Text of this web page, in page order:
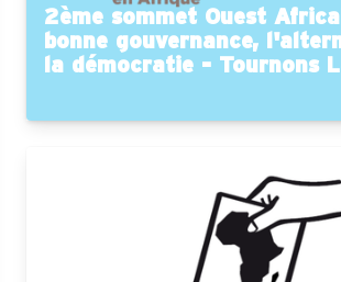
2ème sommet Ouest
bonne gouvernance,
la démocratie - Tournons